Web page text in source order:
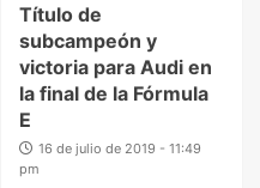
Título de
subcampeón y
victoria para Audi en
la final de la Fórmula
E
16 de julio de 2019 - 11:49
pm